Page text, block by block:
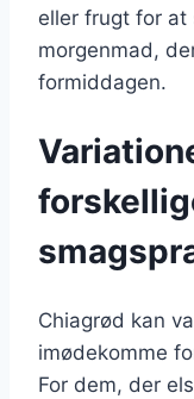
eller frugt for
morgenmad,
formiddagen.
Chiagrød kan
imødekomme
For dem, der